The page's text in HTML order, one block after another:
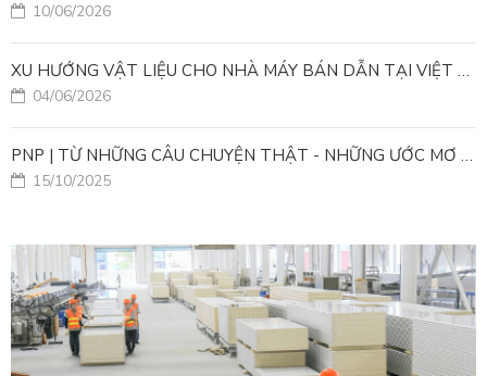
10/06/2026
XU HƯỚNG VẬT LIỆU CHO NHÀ MÁY BÁN DẪN TẠI VIỆT NAM
04/06/2026
PNP | TỪ NHỮNG CÂU CHUYỆN THẬT - NHỮNG ƯỚC MƠ ĐƯỢC TIẾP NỐI
15/10/2025